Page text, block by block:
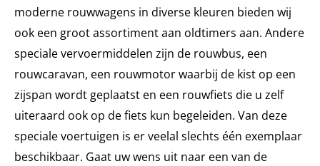
moderne rouwwagens in diverse kleuren bieden wij
ook een groot assortiment aan oldtimers aan. Andere
speciale vervoermiddelen zijn de rouwbus, een
rouwcaravan, een rouwmotor waarbij de kist op een
zijspan wordt geplaatst en een rouwfiets die u zelf
uiteraard ook op de fiets kun begeleiden. Van deze
speciale voertuigen is er veelal slechts één exemplaar
beschikbaar. Gaat uw wens uit naar een van de